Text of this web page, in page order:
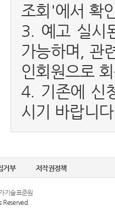
조회'에서 확
3. 예고 실시
가능하며, 관
인회원으로
4. 기존에 신
시기 바랍니
거부 저작권정책
기술표준원